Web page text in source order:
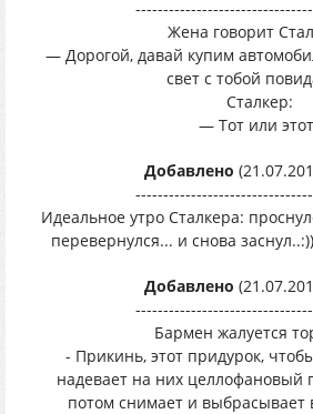
Жена говорит
— Дорогой, давай купим
свет с тобой
Сталкер:
— Тот или
Добавлено
Идеальное утро Сталкера:
перевернулся... и снова
Добавлено
Бармен жалуется
- Прикинь, этот придурок,
надевает на них целлофановый
потом снимает и выбрасывает